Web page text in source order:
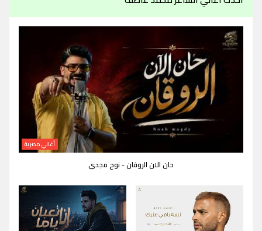
أغاني مصرية
حان الان الروقان - نوح مجدي